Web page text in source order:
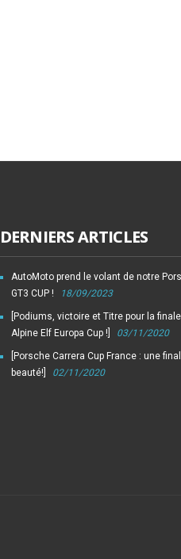
DERNIERS ARTICLES
AutoMoto prend le volant de notre
GT3 CUP !
18/09/2023
[Podiums, victoire et Titre pour la finale
Alpine Elf Europa Cup !]
03/11/2020
[Porsche Carrera Cup France : une
beauté!]
02/11/2020